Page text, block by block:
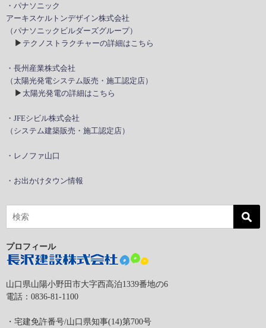
・パナソニック
アーキスケルトンデザイン株式会社
（パナソニックビルダーズグループ）
▶ テクノストラクチャーの詳細はこちら
・長州産業株式会社
（太陽光発電システム販売・施工認定店）
▶ 太陽光発電の詳細はこちら
・JFEシビル株式会社
（システム建築販売・施工認定店）
・レノファ山口
・お出かけタウン情報
プロフィール
山口県山陽小野田市大字西高泊1339番地の6
電話：0836-81-1100
・宅建免許番号/山口県知事(14)第700号